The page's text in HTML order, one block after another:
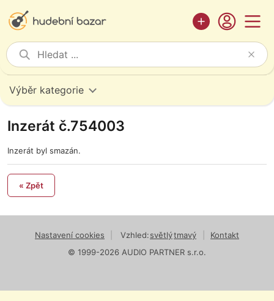
Výběr kategorie
Inzerát č.754003
Inzerát byl smazán.
« Zpět
Nastavení cookies Vzhled:světlýtmavý
Kontakt
© 1999-2026 AUDIO PARTNER s.r.o.